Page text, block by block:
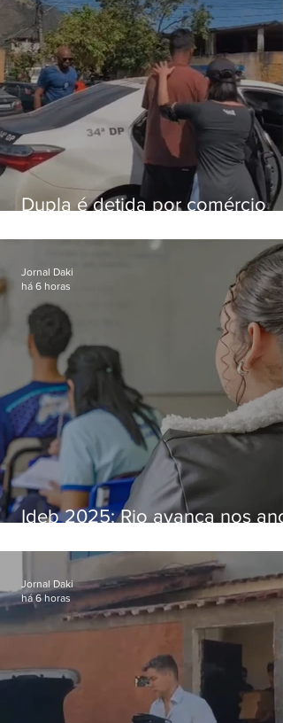
Dupla é detida por comércio
Bangu
Ideb 2025: Rio avança nos
nacional
Jornal Daki
há 6 horas
Jornal Daki
há 6 horas